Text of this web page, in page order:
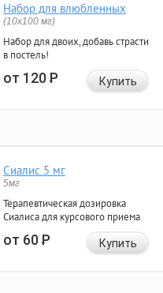
Набор для влюбленных
(10х100 мг)
Набор для двоих, добавь страсти
в постель!
от 120Р Купить
Сиалис 5 мг
5мг
Терапевтическая дозировка
Сиалиса для курсового приема
от 60Р Купить